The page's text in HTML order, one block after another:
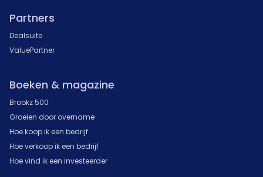
Partners
Dealsuite
ValuePartner
Boeken & magazine
Brookz 500
Groeien door overname
Hoe koop ik een bedrijf
Hoe verkoop ik een bedrijf
Hoe vind ik een investeerder